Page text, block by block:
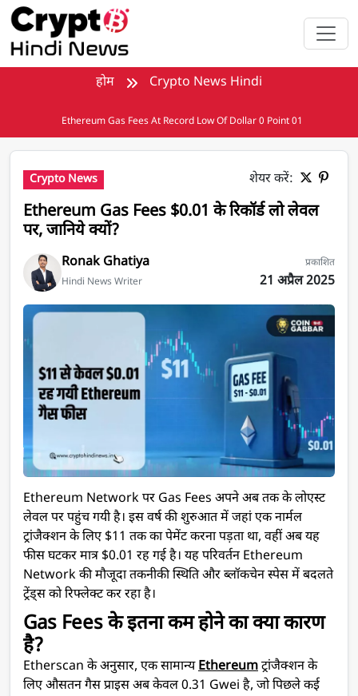
मुख्य सामग्री पर जाएँ
होम Crypto News Hindi
Ethereum Gas Fees At Record Low Of Dollar 0 Point 01
Crypto News शेयर करें:
Ethereum Gas Fees $0.01 के रिकॉर्ड लो लेवल
पर, जानिये क्यों?
Ronak Ghatiya
Hindi News Writer
प्रकाशित
21 अप्रैल 2025
Ethereum Gas Fees $0.01 के रिकॉर्ड लो लेवल पर, जानिये क्यों?
Ethereum Network पर Gas Fees अपने अब तक के लोएस्ट
लेवल पर पहुंच गयी है। इस वर्ष की शुरुआत में जहां एक नार्मल
ट्रांजैक्शन के लिए $11 तक का पेमेंट करना पड़ता था, वहीं अब यह
फीस घटकर मात्र $0.01 रह गई है। यह परिवर्तन Ethereum
Network की मौजूदा तकनीकी स्थिति और ब्लॉकचेन स्पेस में बदलते
ट्रेंड्स को रिफ्लेक्ट कर रहा है।
Gas Fees के इतना कम होने का क्या कारण
है?
Etherscan के अनुसार, एक सामान्यEthereumट्रांजैक्शन के
लिए औसतन गैस प्राइस अब केवल 0.31 Gwei है, जो पिछले कई